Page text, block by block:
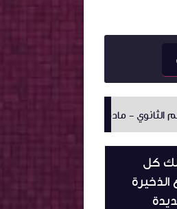
- مادة التربية المدنية
كل